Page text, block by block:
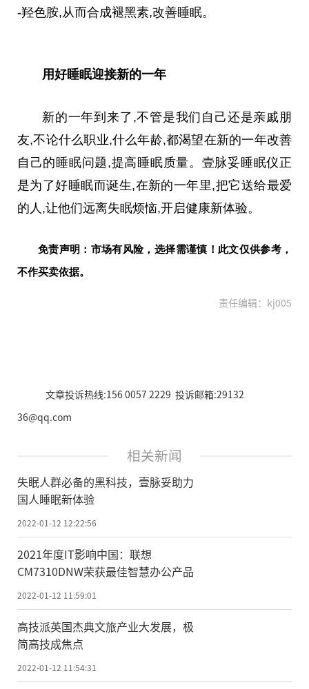
-羟色胺,从而合成褪黑素,改善睡眠。
用好睡眠迎接新的一年
新的一年到来了,不管是我们自己还是亲戚朋
友,不论什么职业,什么年龄,都渴望在新的一年改善
自己的睡眠问题,提高睡眠质量。壹脉妥睡眠仪正
是为了好睡眠而诞生,在新的一年里,把它送给最爱
的人,让他们远离失眠烦恼,开启健康新体验。
免责声明：市场有风险，选择需谨慎！此文仅供参考，
不作买卖依据。
责任编辑：kj005
文章投诉热线:156 0057 2229 投诉邮箱:29132
36@qq.com
相关新闻
失眠人群必备的黑科技，壹脉妥助力
国人睡眠新体验
2022-01-12 12:22:56
2021年度IT影响中国：联想
CM7310DNW荣获最佳智慧办公产品
2022-01-12 11:59:01
高技派英国杰典文旅产业大发展，极
简高技成焦点
2022-01-12 11:54:31